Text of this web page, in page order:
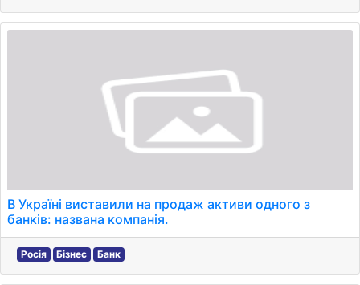
В Україні виставили на продаж активи одного з
банків: названа компанія.
Росія Бізнес Банк